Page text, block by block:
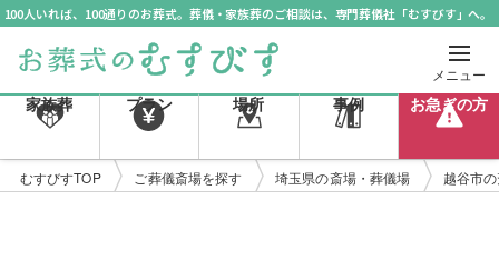
100人いれば、100通りのお葬式。葬儀・家族葬のご相談は、専門葬儀社「むすびす」へ。
メニュー
家族葬 プラン 場所 事例 お急ぎの方
むすびすTOP ご葬儀斎場を探す 埼玉県の斎場・葬儀場 越谷市